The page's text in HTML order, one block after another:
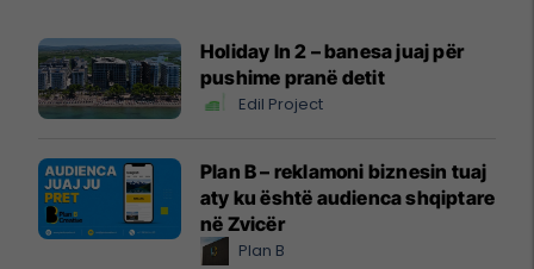
Holiday In 2 – banesa juaj për
pushime pranë detit
Edil Project
Plan B – reklamoni biznesin tuaj
aty ku është audienca shqiptare
në Zvicër
Plan B